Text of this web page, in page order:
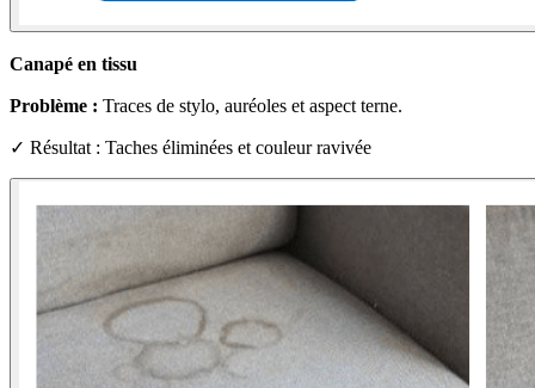
Canapé en tissu
Problème : Traces de stylo, auréoles et aspect terne.
✓ Résultat : Taches éliminées et couleur ravivée